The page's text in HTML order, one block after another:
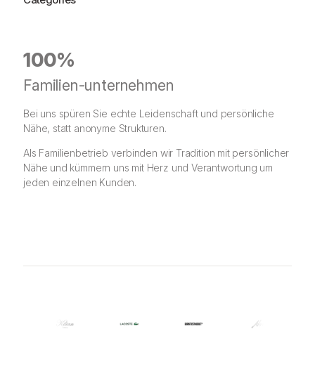
e
i
w
r
:
:
4
9
5
100%
Familien-unternehmen
Bei uns spüren Sie echte Leidenschaft und persönliche
Nähe, statt anonyme Strukturen.
Als Familienbetrieb verbinden wir Tradition mit persönlicher
Nähe und kümmern uns mit Herz und Verantwortung um
jeden einzelnen Kunden.